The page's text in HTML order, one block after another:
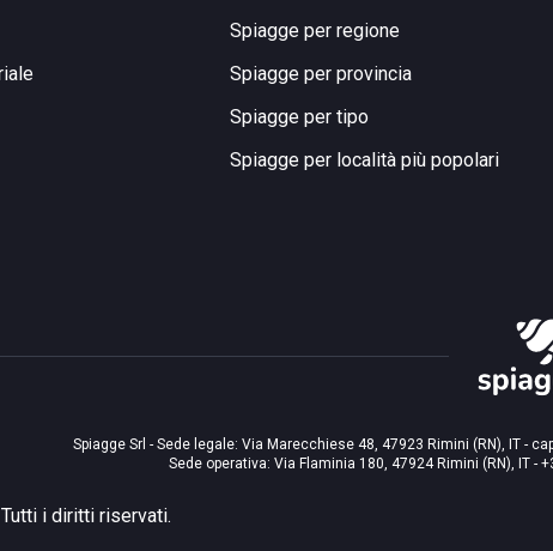
Spiagge per regione
Spiagge per provincia
Spiagge per tipo
Spiagge per località più popolari
Spiagge Srl - Sede legale: Via Marecchiese 48, 47923 Rimini (RN), IT -
Sede operativa: Via Flaminia 180, 47924 Rimini (RN), IT -
i diritti riservati.